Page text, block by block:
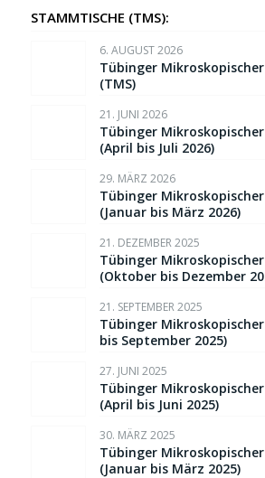
STAMMTISCHE (TMS):
6. AUGUST 2026
Tübinger
(TMS)
21. JUNI 2026
Tübinger
(April bis Juli 2026)
29. MÄRZ 2026
Tübinger
(Januar bis März 2026)
21. DEZEMBER 2025
Tübinger
(Oktober bis Dezember
21. SEPTEMBER 2025
Tübinger
bis September 2025)
27. JUNI 2025
Tübinger
(April bis Juni 2025)
30. MÄRZ 2025
Tübinger
(Januar bis März 2025)